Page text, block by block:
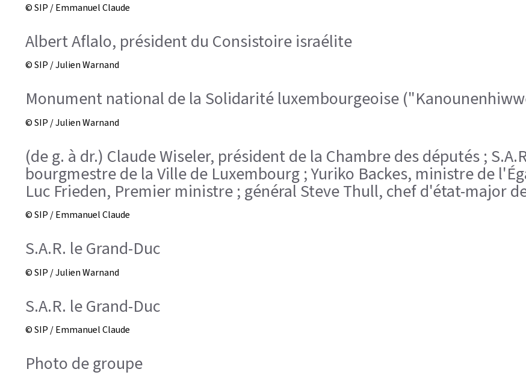
© SIP / Emmanuel Claude
Albert Aflalo, président du Consistoire israélite
© SIP / Julien Warnand
Monument national de la Solidarité luxembourgeoise
© SIP / Julien Warnand
(de g. à dr.) Claude Wiseler, président de la Chambre des députés ;
bourgmestre de la Ville de Luxembourg ; Yuriko Backes, ministre de
Luc Frieden, Premier ministre ; général Steve Thull, chef d'état-major
© SIP / Emmanuel Claude
S.A.R. le Grand-Duc
© SIP / Julien Warnand
S.A.R. le Grand-Duc
© SIP / Emmanuel Claude
Photo de groupe